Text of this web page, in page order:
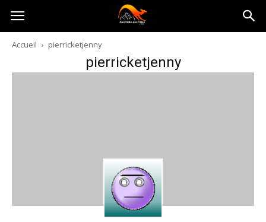
Australia-
australie.com
Accueil pierricketjenny
pierricketjenny